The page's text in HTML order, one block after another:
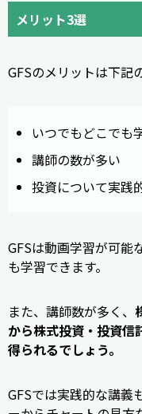
メリット3選
GFSのメリットは下記
いつでもどこでも
講師の数が多い
投資について実践
GFSは動画学習が可能
も学習できます。
また、講師数が多く、
から株式投資・投資信
得られるでしょう。
GFSでは実践的な講義